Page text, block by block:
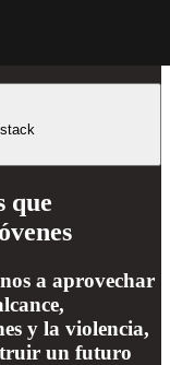
que
a aprovechar
y la violencia,
un futuro